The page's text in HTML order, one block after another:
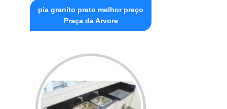
pia granito preto melhor preço
Praça da Arvore